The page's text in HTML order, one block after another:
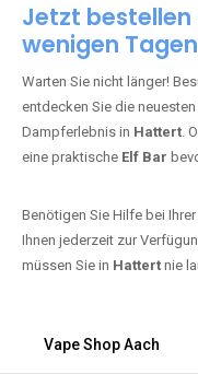
Jetzt bestellen
wenigen
Warten Sie nicht länger!
entdecken Sie die
Dampferlebnis in Hattert.
eine praktische Elf Bar
Benötigen Sie Hilfe bei
Ihnen jederzeit zur
müssen Sie in Hattert nie
Vape Shop Aach